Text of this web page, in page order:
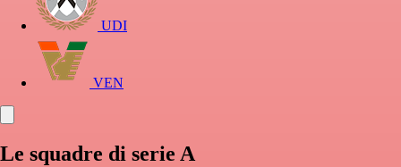
UDI
VEN
Le squadre di serie A